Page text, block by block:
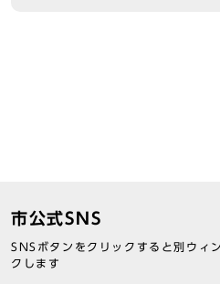
市公式SNS
SNSボタンをクリックすると別ウィ
クします